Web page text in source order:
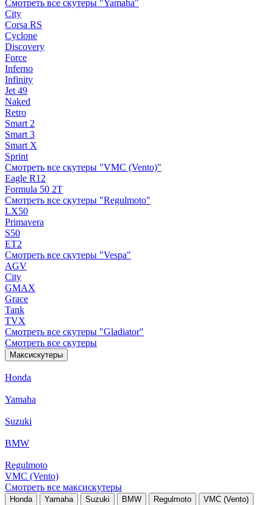
Смотреть все скутеры "Yamaha"
City
Corsa RS
Cyclone
Discovery
Force
Inferno
Infinity
Jet 49
Naked
Retro
Smart 2
Smart 3
Smart X
Sprint
Смотреть все скутеры "VMC (Vento)"
Eagle R12
Formula 50 2Т
Смотреть все скутеры "Regulmoto"
LX50
Primavera
S50
ET2
Смотреть все скутеры "Vespa"
AGV
City
GMAX
Grace
Tank
TVX
Смотреть все скутеры "Gladiator"
Смотреть все скутеры
Максискутеры
Honda
Yamaha
Suzuki
BMW
Regulmoto
VMC (Vento)
Смотреть все максискутеры
Honda Yamaha Suzuki BMW Regulmoto VMC (Vento)